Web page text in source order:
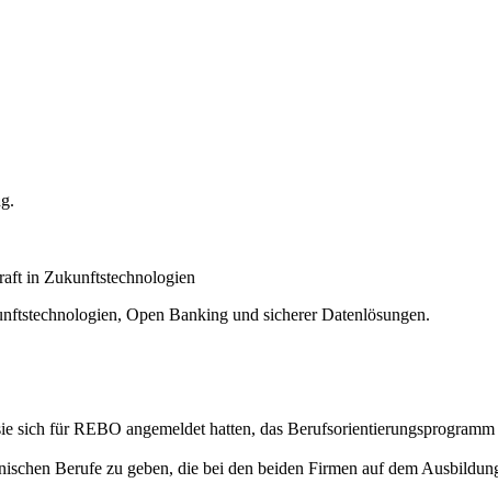
in Zukunftstechnologien
Open Banking und sicherer Datenlösungen.
sich für REBO angemeldet hatten, das
Berufe zu geben, die bei den beiden Firmen auf dem